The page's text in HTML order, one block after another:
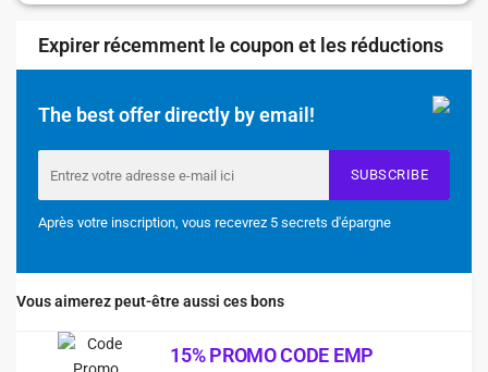
Expirer récemment le coupon et les réductions
The best offer directly by email!
SUBSCRIBE
Après votre inscription, vous recevrez 5 secrets d'épargne
Vous aimerez peut-être aussi ces bons
15% PROMO CODE EMP